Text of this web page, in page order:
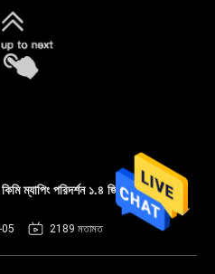
ম্যাপিং পরিদর্শন ১.৪ জি ০.৩ ওয়াট
2189 মতামত